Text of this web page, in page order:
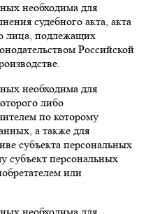
необходима для
судебного акта, акта
лица, подлежащих
Российской
необходима для
либо
по которому
а также для
субъекта персональных
субъект персональных
или